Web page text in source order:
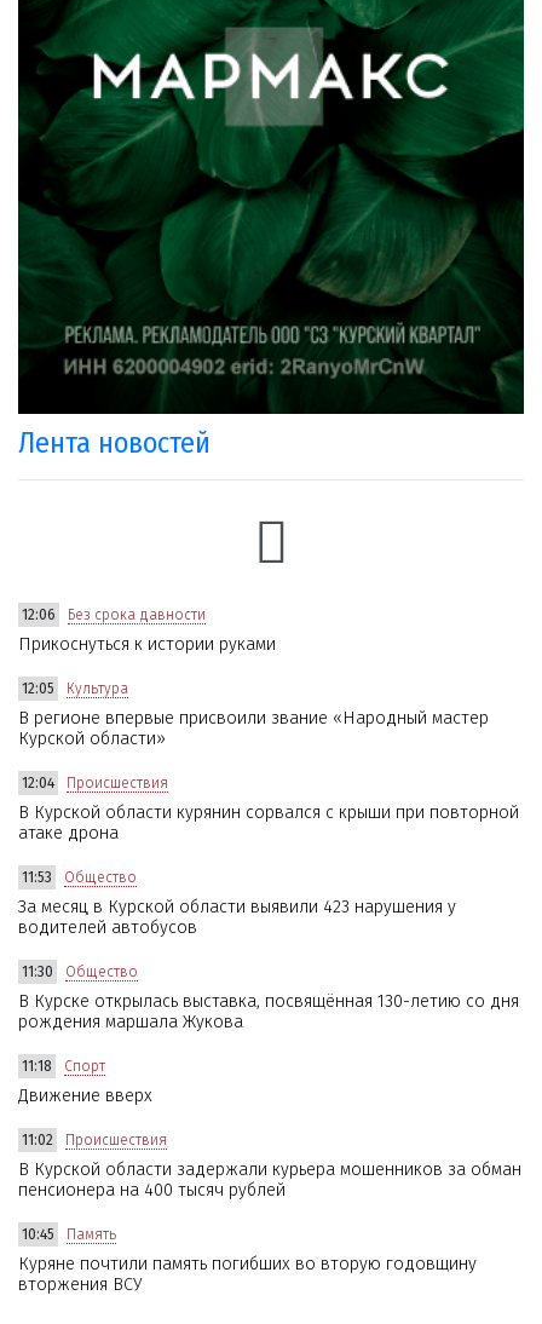
Лента новостей
12:06 Без срока давности
Прикоснуться к истории руками
12:05 Культура
В регионе впервые присвоили звание «Народный мастер
Курской области»
12:04 Происшествия
В Курской области курянин сорвался с крыши при повторной
атаке дрона
11:53 Общество
За месяц в Курской области выявили 423 нарушения у
водителей автобусов
11:30 Общество
В Курске открылась выставка, посвящённая 130-летию со дня
рождения маршала Жукова
11:18 Спорт
Движение вверх
11:02 Происшествия
В Курской области задержали курьера мошенников за обман
пенсионера на 400 тысяч рублей
10:45 Память
Куряне почтили память погибших во вторую годовщину
вторжения ВСУ